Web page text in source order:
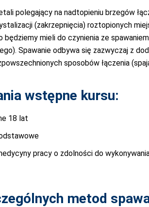
polegający na nadtopieniu brzegów
(zakrzepnięcia) roztopionych
będziemy mieli do czynienia ze
Spawanie odbywa się zazwyczaj z
sposobów łączenia
wstępne kursu:
18 lat
pracy o zdolności do
metod